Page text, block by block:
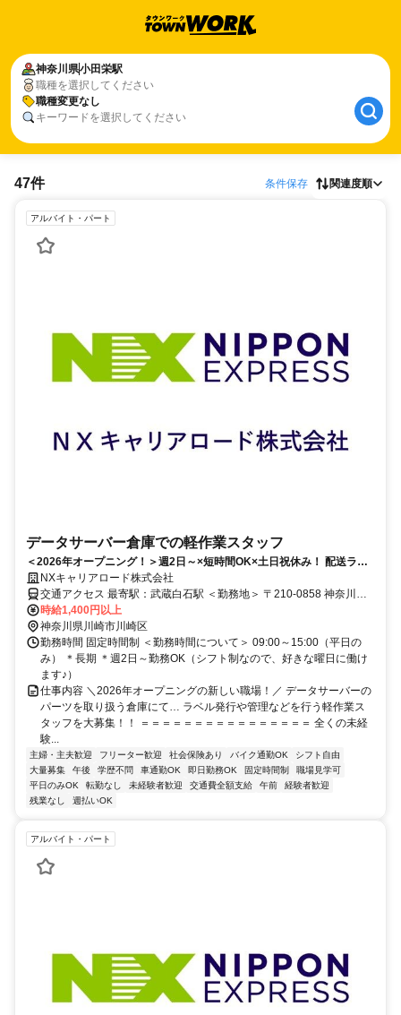
神奈川県小田栄駅
職種を選択してください
職種変更なし
キーワードを選択してください
47件 条件保存 関連度順
アルバイト・パート
データサーバー倉庫での軽作業スタッフ
＜2026年オープニング！＞週2日～×短時間OK×土日祝休み！ 配送ラベ
ルの発行＆追跡番号を入力するダケのかんたん軽作業！
NXキャリアロード株式会社
交通アクセス 最寄駅：武蔵白石駅 ＜勤務地＞ 〒210-0858 神奈川県
川崎市川崎区田辺新田1-3 ＜アクセス＞ ・武蔵白石駅出口より徒歩約
7分 ★駅から徒歩圏内でアクセス抜群！ ★自転車・バイク通勤
OK♪（電車、公共バス、徒歩での通勤もOKです）
時給1,400円以上
神奈川県川崎市川崎区
勤務時間 固定時間制 ＜勤務時間について＞ 09:00～15:00（平日の
み） ＊長期 ＊週2日～勤務OK（シフト制なので、好きな曜日に働け
ます♪）
仕事内容 ＼2026年オープニングの新しい職場！／ データサーバーの
パーツを取り扱う倉庫にて… ラベル発行や管理などを行う軽作業ス
タッフを大募集！！ ＝＝＝＝＝＝＝＝＝＝＝＝＝＝＝＝ 全くの未経
験...
主婦・主夫歓迎 フリーター歓迎 社会保険あり バイク通勤OK
シフト自由
大量募集
午後 学歴不問 車通勤OK 即日勤務OK 固定時間制
職場見学可
平日のみOK
転勤なし 未経験者歓迎 交通費全額支給 午前
経験者歓迎
残業なし
週払いOK
アルバイト・パート